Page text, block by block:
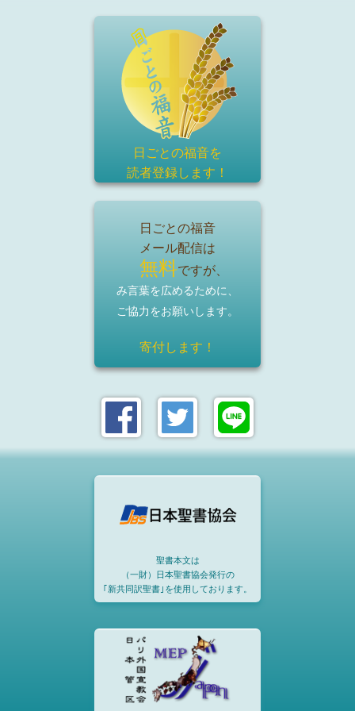
日ごとの福音を
読者登録します！
日ごとの福音
メール配信は
無料ですが、
み言葉を広めるために、
ご協力をお願いします。
寄付します！
聖書本文は
（一財）日本聖書協会発行の
｢新共同訳聖書｣を使用しております。